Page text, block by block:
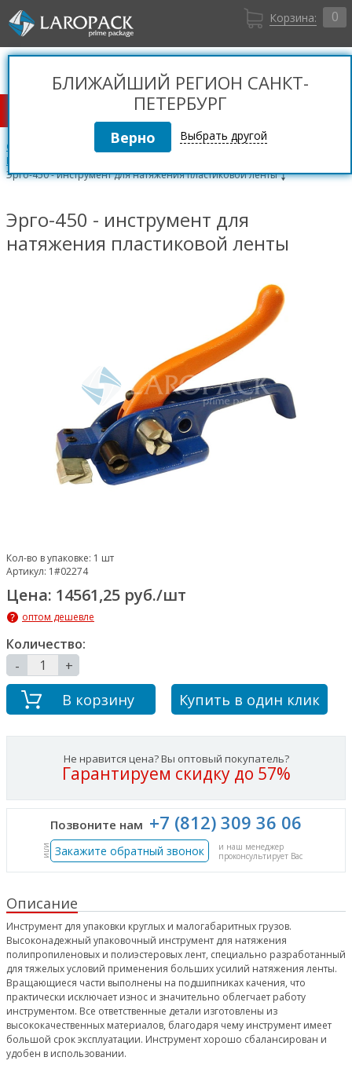
Корзина: 0
Санкт-Петербург
+7 (812) 309 36 06
Вход
Регистрация
КАТАЛОГ ТОВАРОВ
БЛИЖАЙШИЙ РЕГИОН САНКТ-
ПЕТЕРБУРГ
Выбрать другой
Стреппинг ленты и оборудование
Механический ручной инструмент для стреппинг лент
Эрго-450 - инструмент для натяжения пластиковой ленты
Эрго-450 - инструмент для
натяжения пластиковой ленты
Кол-во в упаковке: 1 шт
Артикул: 1#02274
Цена: 14561,25 руб./шт
оптом дешевле
Количество:
-
+
В корзину Купить в один клик
Не нравится цена? Вы оптовый покупатель?
Гарантируем скидку до 57%
Позвоните нам +7 (812) 309 36 06
или Закажите обратный звонок
и наш менеджер
проконсультирует Вас
Описание
Инструмент для упаковки круглых и малогабаритных грузов.
Высоконадежный упаковочный инструмент для натяжения
полипропиленовых и полиэстеровых лент, специально разработанный
для тяжелых условий применения больших усилий натяжения ленты.
Вращающиеся части выполнены на подшипниках качения, что
практически исключает износ и значительно облегчает работу
инструментом. Все ответственные детали изготовлены из
высококачественных материалов, благодаря чему инструмент имеет
большой срок эксплуатации. Инструмент хорошо сбалансирован и
удобен в использовании.